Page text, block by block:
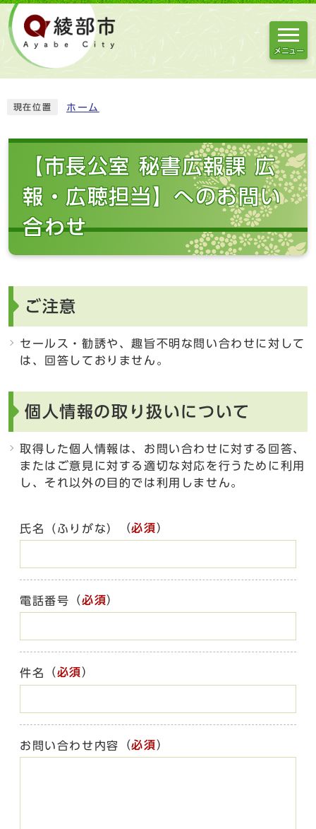
メニュー
現在位置 ホーム
【市長公室 秘書広報課 広
報・広聴担当】へのお問い
合わせ
ご注意
セールス・勧誘や、趣旨不明な問い合わせに対して
は、回答しておりません。
個人情報の取り扱いについて
取得した個人情報は、お問い合わせに対する回答、
またはご意見に対する適切な対応を行うために利用
し、それ以外の目的では利用しません。
氏名（ふりがな） （必須）
電話番号 （必須）
件名 （必須）
お問い合わせ内容 （必須）